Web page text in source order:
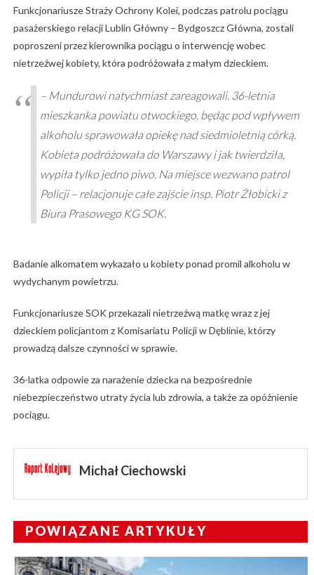
Funkcjonariusze Straży Ochrony Kolei, podczas patrolu pociągu
pasażerskiego relacji Lublin Główny – Bydgoszcz Główna, zostali
poproszeni przez kierownika pociągu o interwencję wobec
nietrzeźwej kobiety, która podróżowała z małym dzieckiem.
– Mundurowi natychmiast zareagowali. 36-letnia
mieszkanka powiatu otwockiego, będąc pod wpływem
alkoholu sprawowała opiekę nad siedmioletnią córką.
Kobieta podróżowała do Warszawy i jak twierdziła,
wypiła tylko jedno piwo. Na miejsce wezwano patrol
Policji – relacjonuje całe zajście insp. Piotr Żłobicki z
Biura Prasowego KG SOK.
Badanie alkomatem wykazało u kobiety ponad promil alkoholu w
wydychanym powietrzu.
Funkcjonariusze SOK przekazali nietrzeźwą matkę wraz z jej
dzieckiem policjantom z Komisariatu Policji w Dęblinie, którzy
prowadzą dalsze czynności w sprawie.
36-latka odpowie za narażenie dziecka na bezpośrednie
niebezpieczeństwo utraty życia lub zdrowia, a także za opóźnienie
pociągu.
Michał Ciechowski
POWIĄZANE ARTYKUŁY